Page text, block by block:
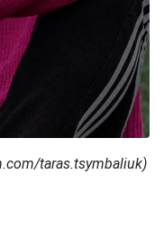
taras.tsymbaliuk)